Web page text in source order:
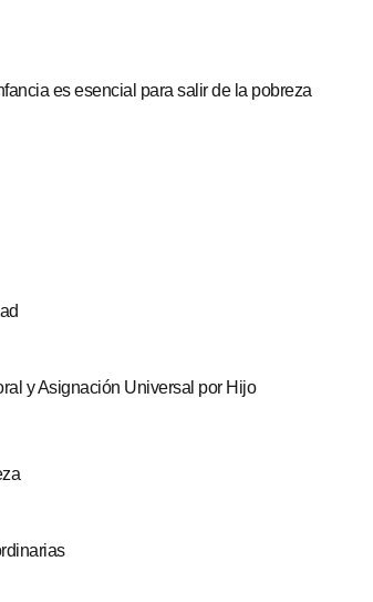
es esencial para salir de la pobreza